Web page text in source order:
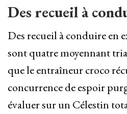
Des recueil à
Des recueil à conduire en
sont quatre moyennant
que le entraîneur croco
concurrence de espoir
évaluer sur un Célestin